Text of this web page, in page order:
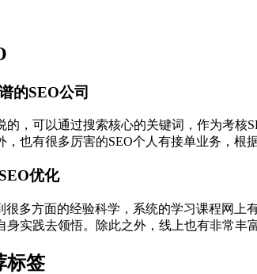
的SEO公司
的，可以通过搜索核心的关键词，作为考
，也有很多厉害的SEO个人有接单业务，根
优化
很多方面的经验科学，系统的学习课程网
身实践去领悟。除此之外，线上也有非常丰
标签